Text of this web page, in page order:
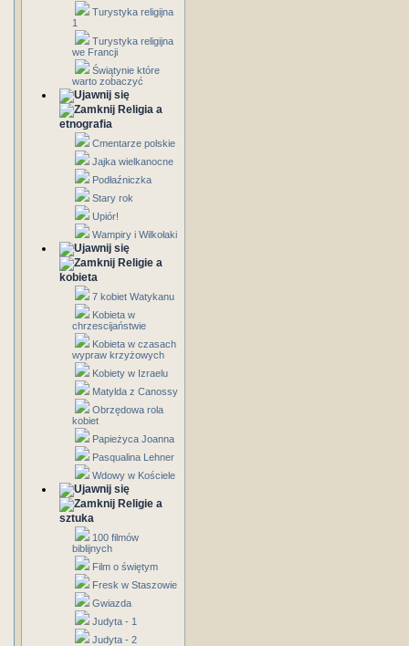
Turystyka religijna
1
Turystyka religijna
we Francji
Świątynie które
warto zobaczyć
Religia a
etnografia
Cmentarze polskie
Jajka wielkanocne
Podłaźniczka
Stary rok
Upiór!
Wampiry i Wilkołaki
Religie a
kobieta
7 kobiet Watykanu
Kobieta w
chrzescijaństwie
Kobieta w czasach
wypraw krzyżowych
Kobiety w Izraelu
Matylda z Canossy
Obrzędowa rola
kobiet
Papieżyca Joanna
Pasqualina Lehner
Wdowy w Kościele
Religie a
sztuka
100 filmów
biblijnych
Film o świętym
Fresk w Staszowie
Gwiazda
Judyta - 1
Judyta - 2